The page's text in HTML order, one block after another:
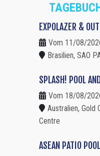
EXPOLAZER &
Vom 11/08/
Brasilien, SAO
SPLASH! POOL
Vom 18/08/
Australien, Gold
Centre
ASEAN PATIO